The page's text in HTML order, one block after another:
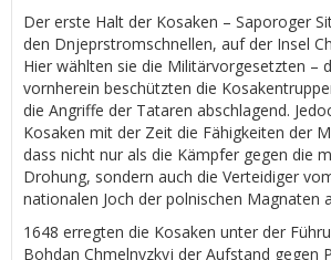
Der erste Halt der Kosaken – Saporoger
den Dnjeprstromschnellen, auf der Insel
Hier wählten sie die Militärvorgesetzten –
vornherein beschützten die
die Angriffe der Tataren abschlagend.
Kosaken mit der Zeit die Fähigkeiten der
dass nicht nur als die Kämpfer gegen die
Drohung, sondern auch die Verteidiger
nationalen Joch der polnischen Magnaten
1648 erregten die Kosaken unter der
Bohdan Chmelnyzkyj der Aufstand gegen